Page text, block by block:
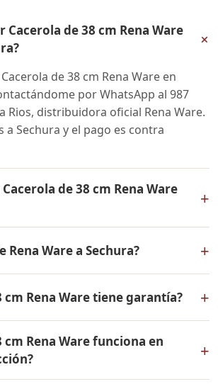
Cacerola de 38 cm Rena Ware
+
de 38 cm Rena Ware en
por WhatsApp al 987
Rios, distribuidora oficial Rena Ware.
a Sechura y el pago es contra
de 38 cm Rena Ware
+
por WhatsApp para
actual, promociones disponibles y
en cuotas desde el 10% de inicial.
Rena Ware a Sechura? +
y a todo el Perú. El pago es
cm Rena Ware tiene garantía? +
de fabricación. Todos los
están fabricados en acero
18/10 de la más alta calidad.
cm Rena Ware funciona en
+